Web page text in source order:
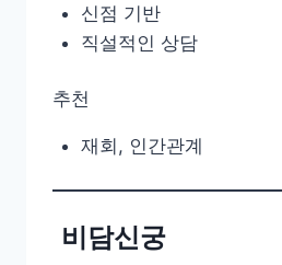
신점 기반
직설적인 상담
추천
재회, 인간관계
비담신궁